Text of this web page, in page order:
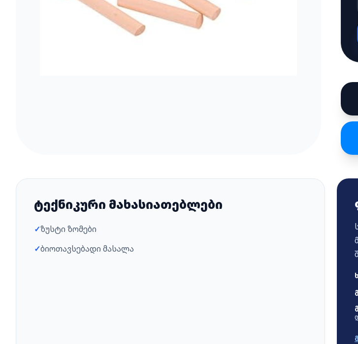
ტექნიკური მახასიათებლები
✓ზუსტი ზომები
✓ბიოთავსებადი მასალა